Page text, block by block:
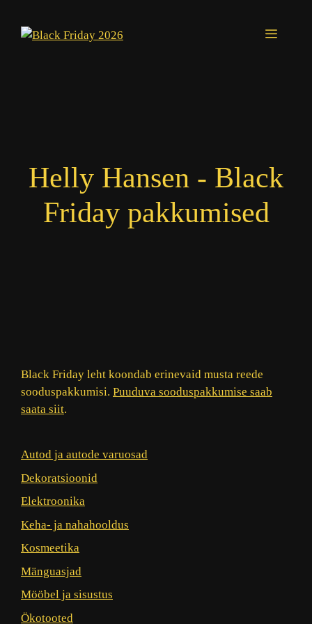
content
Menu
Helly Hansen - Black
Friday pakkumised
Black Friday leht koondab erinevaid musta reede
sooduspakkumisi. Puuduva sooduspakkumise saab
saata siit.
Autod ja autode varuosad
Dekoratsioonid
Elektroonika
Keha- ja nahahooldus
Kosmeetika
Mänguasjad
Mööbel ja sisustus
Ökotooted